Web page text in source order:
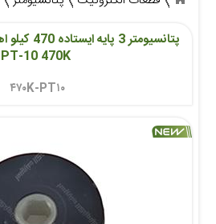
PT-10 470K
۴۷۰K-PT۱۰